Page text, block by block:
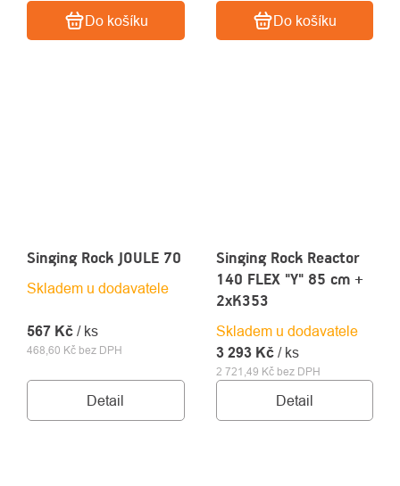
Do košíku Do košíku
Singing Rock JOULE 70
Skladem u dodavatele
468,60 Kč bez DPH
567 Kč / ks
Detail
Singing Rock Reactor
140 FLEX "Y" 85 cm +
2xK353
Skladem u dodavatele
2 721,49 Kč bez DPH
3 293 Kč / ks
Detail